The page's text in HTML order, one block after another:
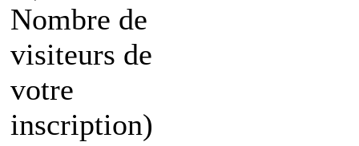
Nombre de
visiteurs de
votre
inscription)